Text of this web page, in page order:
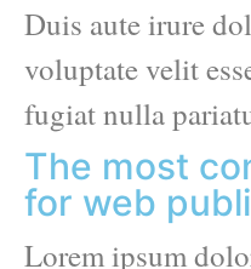
Duis aute irure
voluptate velit
fugiat nulla
The most
for web
Lorem ipsum